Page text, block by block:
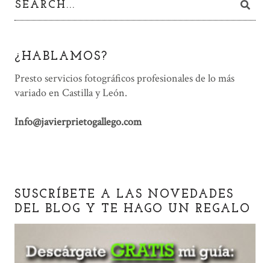
¿HABLAMOS?
Presto servicios fotográficos profesionales de lo más
variado en Castilla y León.
Info@javierprietogallego.com
SUSCRÍBETE A LAS NOVEDADES
DEL BLOG Y TE HAGO UN REGALO